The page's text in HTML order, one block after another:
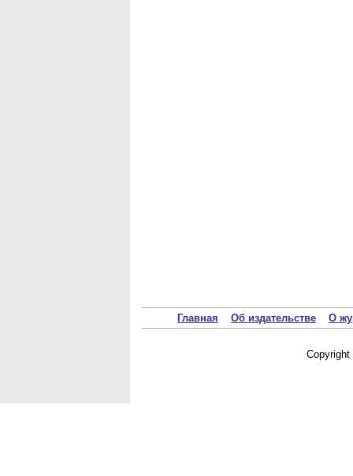
Главная Об издательстве О